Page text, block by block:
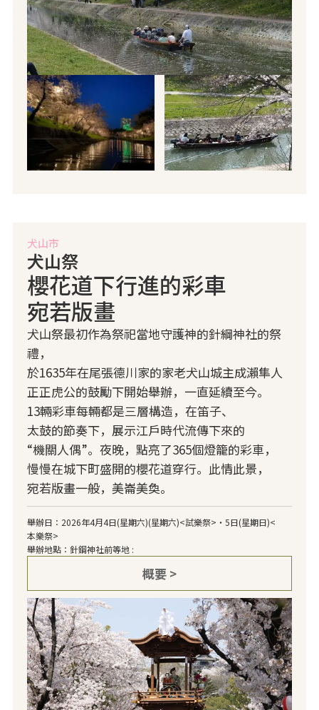
犬山市
犬山祭
櫻花道下行進的彩車
宛若版畫
犬山祭最初作為祭祀當地守護神的針綱神社的祭
禮，
於1635年在尾張德川家的家老犬山城主成瀨隼人
正正虎公的鼓勵下開始舉辦，一直延續至今。
13輛彩車每輛都是三層構造，在笛子、
太鼓的節奏下，展示江戶時代流傳下來的
“機關人偶”。夜晚，點亮了365個燈籠的彩車，
慢慢在城下町盛開的櫻花道穿行。此情此景，
宛若版畫一般，美崙美奐。
舉辦日：2026年4月4日(星期六)(星期六)<試樂祭>・5日(星期日)<
本樂祭>
舉辦地點：針鋼神社前等地 :
概要 >